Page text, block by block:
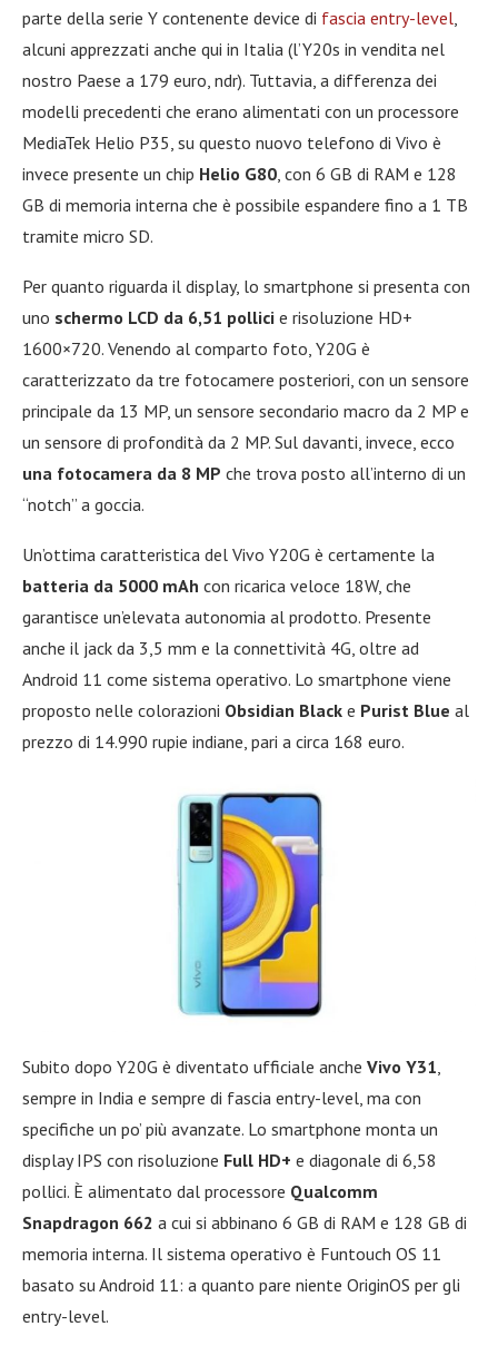
parte della serie Y contenente device di fascia entry-level,
alcuni apprezzati anche qui in Italia (l’Y20s in vendita nel
nostro Paese a 179 euro, ndr). Tuttavia, a differenza dei
modelli precedenti che erano alimentati con un processore
MediaTek Helio P35, su questo nuovo telefono di Vivo è
invece presente un chip Helio G80, con 6 GB di RAM e 128
GB di memoria interna che è possibile espandere fino a 1 TB
tramite micro SD.
Per quanto riguarda il display, lo smartphone si presenta con
uno schermo LCD da 6,51 pollici e risoluzione HD+
1600×720. Venendo al comparto foto, Y20G è
caratterizzato da tre fotocamere posteriori, con un sensore
principale da 13 MP, un sensore secondario macro da 2 MP e
un sensore di profondità da 2 MP. Sul davanti, invece, ecco
una fotocamera da 8 MP che trova posto all’interno di un
“notch” a goccia.
Un’ottima caratteristica del Vivo Y20G è certamente la
batteria da 5000 mAh con ricarica veloce 18W, che
garantisce un’elevata autonomia al prodotto. Presente
anche il jack da 3,5 mm e la connettività 4G, oltre ad
Android 11 come sistema operativo. Lo smartphone viene
proposto nelle colorazioni Obsidian Black e Purist Blue al
prezzo di 14.990 rupie indiane, pari a circa 168 euro.
Subito dopo Y20G è diventato ufficiale anche Vivo Y31
sempre in India e sempre di fascia entry-level, ma con
specifiche un po’ più avanzate. Lo smartphone monta un
display IPS con risoluzione Full HD+ e diagonale di 6,58
pollici. È alimentato dal processore Qualcomm
Snapdragon 662 a cui si abbinano 6 GB di RAM e 128 GB di
memoria interna. Il sistema operativo è Funtouch OS 11
basato su Android 11: a quanto pare niente OriginOS per gli
entry-level.